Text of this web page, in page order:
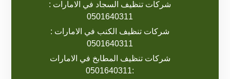
شركات تنظيف السجاد في الامارات :
0501640311
شركات تنظيف الكنب في الامارات :
0501640311
شركات تنظيف المطابخ في الامارات
:0501640311